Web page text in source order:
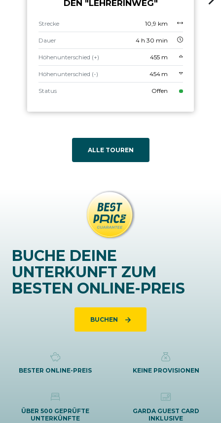
DEN "LEHRERINWEG"
Strecke 10,9 km
Dauer 4 h 30 min
Höhenunterschied (+) 455 m
Höhenunterschied (-) 454 m
Status Offen
ALLE TOUREN
BUCHE DEINE
UNTERKUNFT ZUM
BESTEN ONLINE-PREIS
BUCHEN
BESTER ONLINE-PREIS KEINE PROVISIONEN
ÜBER 500 GEPRÜFTE
UNTERKÜNFTE
GARDA GUEST CARD
INKLUSIVE